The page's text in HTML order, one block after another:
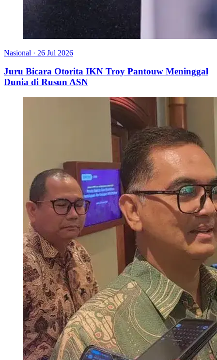
Nasional · 26 Jul 2026
Juru Bicara Otorita IKN Troy Pantouw Meninggal
Dunia di Rusun ASN